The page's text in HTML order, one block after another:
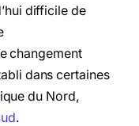
difficile de
changement
dans certaines
du Nord,
.